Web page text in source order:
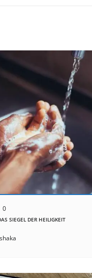
0
SIEGEL DER HEILIGKEIT